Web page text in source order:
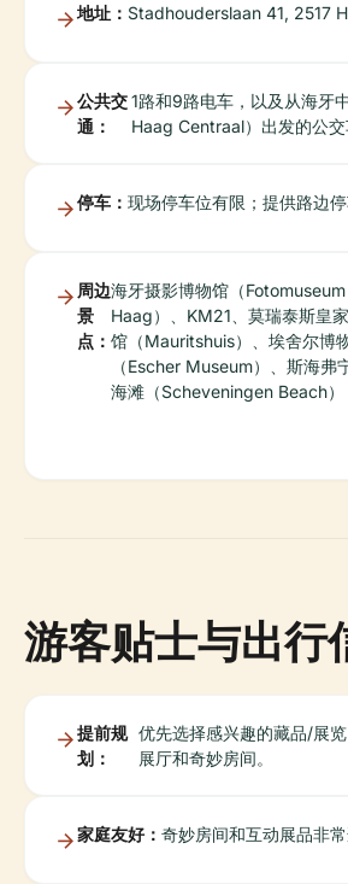
地址： Stadhouderslaan 41, 2517
公共交
通：
1路和9路电车，以及从海牙
Haag Centraal）出发的公
停车： 现场停车位有限；提供路边
周边
景
点：
海牙摄影博物馆（
Haag）、KM21、莫瑞泰斯皇
馆（Mauritshuis）、埃舍尔博
（Escher Museum）、斯海弗
海滩（Scheveningen Beach）
游客贴士与出行
提前规
划：
优先选择感兴趣的藏品/展
展厅和奇妙房间。
家庭友好： 奇妙房间和互动展品非常